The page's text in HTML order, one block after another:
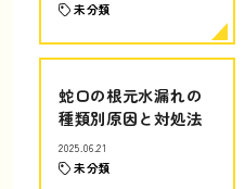
未分類
蛇口の根元水漏れの
種類別原因と対処法
2025.06.21
未分類